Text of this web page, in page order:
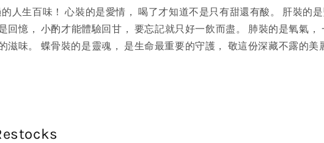
人生百味！ 心裝的是愛情， 喝了才知道不是只有甜還有酸。 肝裝的
回憶， 小酌才能體驗回甘， 要忘記就只好一飲而盡。 肺裝的是氧氣，
滋味。 蝶骨裝的是靈魂， 是生命最重要的守護， 敬這份深藏不露的美